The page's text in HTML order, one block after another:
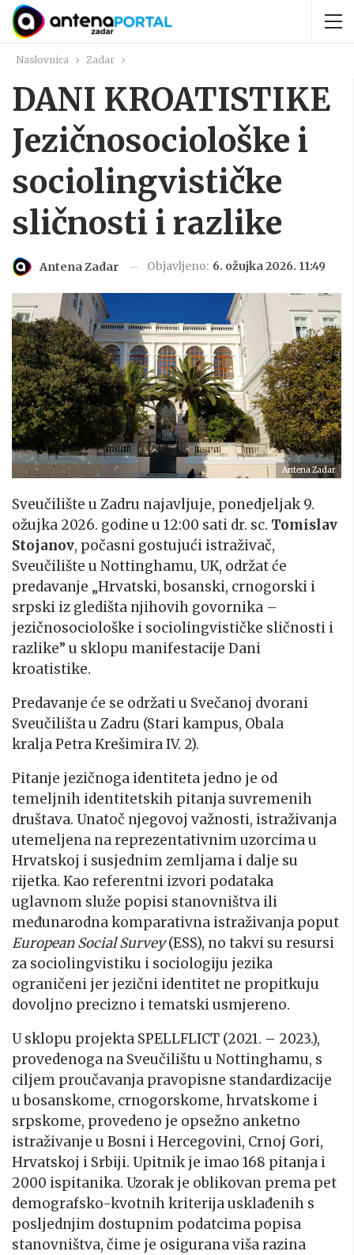
Naslovnica Zadar
DANI KROATISTIKE
Jezičnosociološke i
sociolingvističke
sličnosti i razlike
Antena Zadar Objavljeno: 6. ožujka 2026. 11:49
Antena Zadar
Sveučilište u Zadru najavljuje, ponedjeljak 9.
ožujka 2026. godine u 12:00 sati dr. sc. Tomislav
Stojanov, počasni gostujući istraživač,
Sveučilište u Nottinghamu, UK, održat će
predavanje „Hrvatski, bosanski, crnogorski i
srpski iz gledišta njihovih govornika –
jezičnosociološke i sociolingvističke sličnosti i
razlike” u sklopu manifestacije Dani
kroatistike.
Predavanje će se održati u Svečanoj dvorani
Sveučilišta u Zadru (Stari kampus, Obala
kralja Petra Krešimira IV. 2).
Pitanje jezičnoga identiteta jedno je od
temeljnih identitetskih pitanja suvremenih
društava. Unatoč njegovoj važnosti, istraživanja
utemeljena na reprezentativnim uzorcima u
Hrvatskoj i susjednim zemljama i dalje su
rijetka. Kao referentni izvori podataka
uglavnom služe popisi stanovništva ili
međunarodna komparativna istraživanja poput
European Social Survey(ESS), no takvi su resursi
za sociolingvistiku i sociologiju jezika
ograničeni jer jezični identitet ne propitkuju
dovoljno precizno i tematski usmjereno.
U sklopu projekta SPELLFLICT (2021. – 2023.),
provedenoga na Sveučilištu u Nottinghamu, s
ciljem proučavanja pravopisne standardizacije
u bosanskome, crnogorskome, hrvatskome i
srpskome, provedeno je opsežno anketno
istraživanje u Bosni i Hercegovini, Crnoj Gori,
Hrvatskoj i Srbiji. Upitnik je imao 168 pitanja i
2000 ispitanika. Uzorak je oblikovan prema pet
demografsko-kvotnih kriterija usklađenih s
posljednjim dostupnim podatcima popisa
stanovništva, čime je osigurana viša razina